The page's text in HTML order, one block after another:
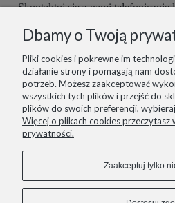
Skontaktuj się z nami
możliwość dopasować je do Ciebie
spełnić wszelkie potrzeby z
informacje
pomoc
zakupy
Dbamy o Twoją
Pliki cookies i pokrewne im
działanie strony i pomagają nam
potrzeb. Możesz zaakceptować
wszystkich tych plików i przejść do
plików do swoich preferencji,
Więcej o plikach cookies przeczytasz
prywatności.
Zaakceptuj tylko